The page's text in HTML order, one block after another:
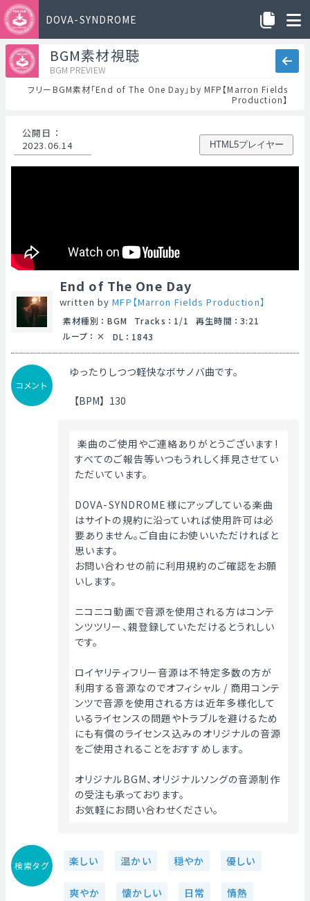
DOVA-SYNDROME
BGM素材視聴
BGM PREVIEW
フリーBGM素材「End of The One Day」by MFP【Marron Fields
Production】
公開日 ：
2023.06.14
HTML5プレイヤー
End of The One Day
written byMFP【Marron Fields Production】
素材種別 ： BGM Tracks ： 1/1 再生時間 ： 3:21
ループ ： DL ： 1843
コメント
ゆったりしつつ軽快なボサノバ曲です。
【BPM】130
楽曲のご使用やご連絡ありがとうございます!
すべてのご報告等いつもうれしく拝見させてい
ただいています。
DOVA-SYNDROME様にアップしている楽曲
はサイトの規約に沿っていれば使用許可は必
要ありません。ご自由にお使いいただければと
思います。
お問い合わせの前に利用規約のご確認をお願
いします。
ニコニコ動画で音源を使用される方はコンテ
ンツツリー、親登録していただけるとうれしい
です。
ロイヤリティフリー音源は不特定多数の方が
利用する音源なのでオフィシャル / 商用コンテ
ンツで音源を使用される方は近年多様化して
いるライセンスの問題やトラブルを避けるため
にも有償のライセンス込みのオリジナルの音源
をご使用されることをおすすめします。
オリジナルBGM、オリジナルソングの音源制作
の受注も承っております。
お気軽にお問い合わせください。
検索タグ 楽しい 温かい 穏やか 優しい
爽やか 懐かしい 日常 情熱